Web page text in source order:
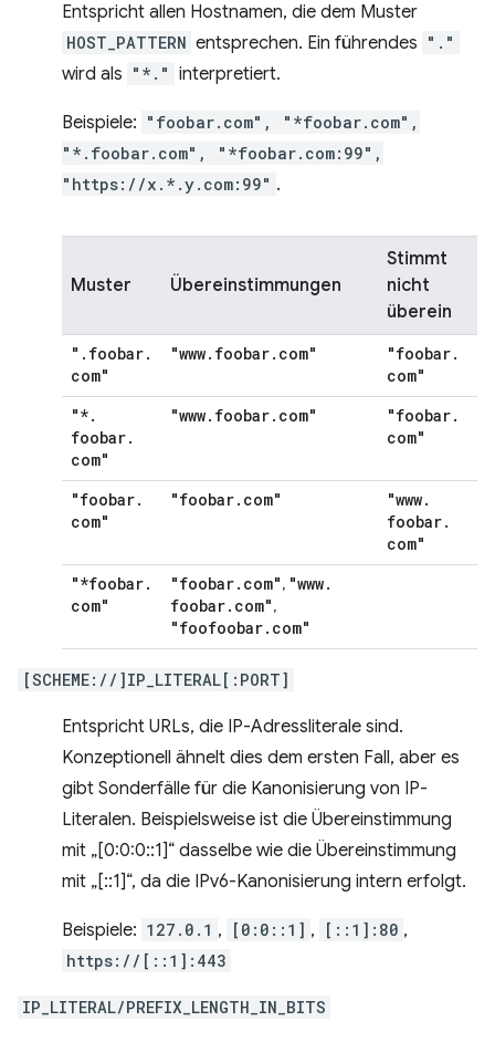
Entspricht allen Hostnamen, die dem Muster
HOST_PATTERN entsprechen. Ein führendes "."
wird als "*." interpretiert.
Beispiele: "foobar.com", "*foobar.com",
"*.foobar.com", "*foobar.com:99",
"https://x.*.y.com:99" .
Muster Übereinstimmungen
Stimmt
nicht
überein
" . foobar.
com"
"www. foobar. com" "foobar.
com"
"*.
foobar.
com"
"www. foobar. com" "foobar.
com"
"foobar.
com"
"foobar. com" "www.
foobar.
com"
"*foobar.
com"
"foobar. com", "www.
foobar. com",
"foofoobar. com"
[SCHEME://]IP_LITERAL[:PORT]
Entspricht URLs, die IP-Adressliterale sind.
Konzeptionell ähnelt dies dem ersten Fall, aber es
gibt Sonderfälle für die Kanonisierung von IP-
Literalen. Beispielsweise ist die Übereinstimmung
mit „[0:0:0::1]“ dasselbe wie die Übereinstimmung
mit „[::1]“, da die IPv6-Kanonisierung intern erfolgt.
Beispiele: 127.0.1 , [0:0::1] , [::1]:80 ,
https://[::1]:443
IP_LITERAL/PREFIX_LENGTH_IN_BITS